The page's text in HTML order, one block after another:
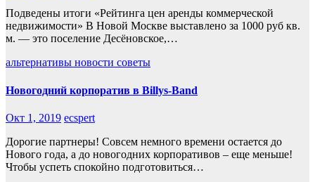
Подведены итоги «Рейтинга цен аренды коммерческой
недвижимости» В Новой Москве выставлено за 1000 руб кв.
м. — это поселение Десёновское,…
альтернативы новости советы
Новогодний корпоратив в Billys-Band
Окт 1, 2019 ecspert
Дорогие партнеры! Совсем немного времени остается до
Нового года, а до новогодних корпоративов – еще меньше!
Чтобы успеть спокойно подготовиться…